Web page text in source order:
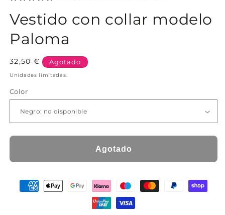
Vestido con collar modelo
Paloma
Precio
habitual
32,50 € Agotado
Unidades limitadas.
Color
Agotado